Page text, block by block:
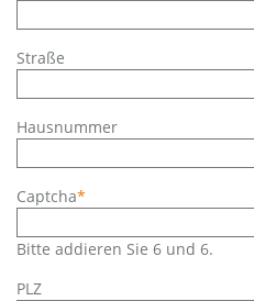
Straße
Hausnummer
Pflichtfeld
Captcha*
Bitte addieren Sie 6 und 6.
PLZ